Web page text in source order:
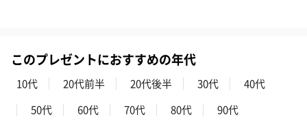
花束ハンドタオル（ピ
ンク）（1,760円）
花束ハンドタオル（ブ
ルー）（1,760円）
このプレゼントにおすすめの年代
10代 20代前半 20代後半 30代
40代
50代
60代 70代 80代 90代